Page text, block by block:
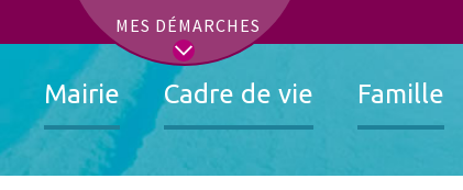
MES DÉMARCHES
Mairie Cadre de vie Famille